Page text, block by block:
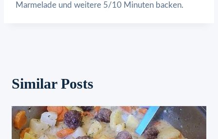
Marmelade und weitere 5/10 Minuten backen.
Similar Posts